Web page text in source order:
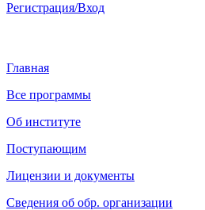
Регистрация/Вход
Главная
Все программы
Об институте
Поступающим
Лицензии и документы
Сведения об обр. организации